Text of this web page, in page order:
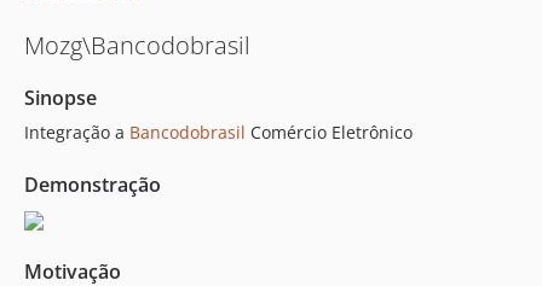
Mozg\Bancodobrasil
Sinopse
Integração a Bancodobrasil Comércio Eletrônico
Demonstração
Motivação